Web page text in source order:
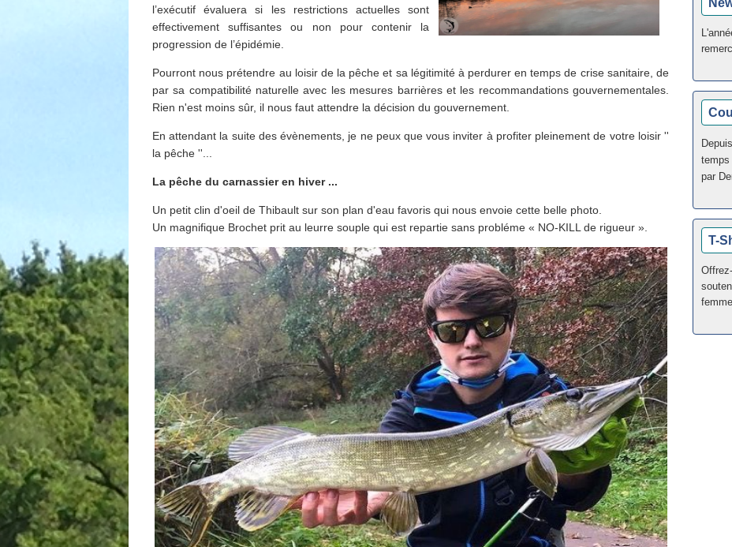
l’exécutif évaluera si les restrictions actuelles sont
effectivement suffisantes ou non pour contenir la
progression de l’épidémie.
Pourront nous prétendre au loisir de la pêche et sa légitimité à perdurer en temps de crise sanitaire, de
par sa compatibilité naturelle avec les mesures barrières et les recommandations gouvernementales.
Rien n'est moins sûr, il nous faut attendre la décision du gouvernement.
En attendant la suite des évènements, je ne peux que vous inviter à profiter pleinement de votre loisir ''
la pêche ''...
La pêche du carnassier en hiver ...
Un petit clin d'oeil de Thibault sur son plan d'eau favoris qui nous envoie cette belle photo.
Un magnifique Brochet prit au leurre souple qui est repartie sans probléme « NO-KILL de rigueur ».
par
T-